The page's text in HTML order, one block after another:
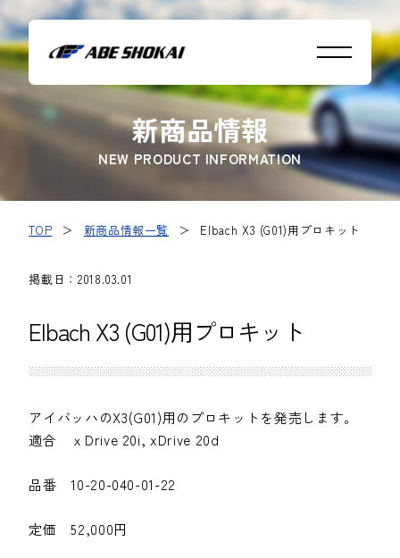
新商品情報
NEW PRODUCT INFORMATION
TOP ＞ 新商品情報一覧 ＞ Elbach X3 (G01)用プロキット
掲載日：2018.03.01
Elbach X3 (G01)用プロキット
アイバッハのX3(G01)用のプロキットを発売します。
適合 ｘDrive 20i, xDrive 20d
品番 10-20-040-01-22
定価 52,000円